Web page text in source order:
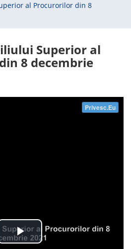
al Procurorilor din 8
Superior al
8 decembrie